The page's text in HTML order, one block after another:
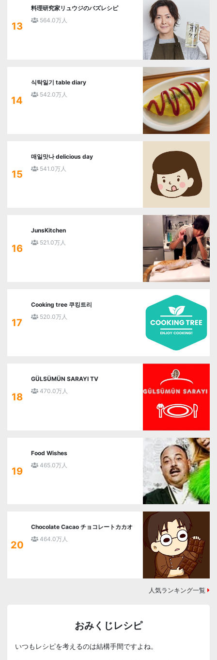
13
料理研究家リュウジのバズレシピ
564.0万人
14
식탁일기 table diary
542.0万人
15
매일맛나 delicious day
541.0万人
16
JunsKitchen
521.0万人
17
Cooking tree 쿠킹트리
520.0万人
18
GÜLSÜMÜN SARAYI TV
470.0万人
19
Food Wishes
465.0万人
20
Chocolate Cacao チョコレートカカオ
464.0万人
人気ランキング一覧
おみくじレシピ
いつもレシピを考えるのは結構手間ですよね。